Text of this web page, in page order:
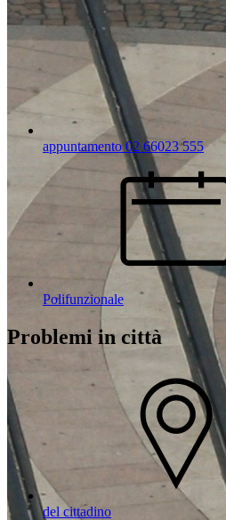
appuntamento 02 66023 555
Polifunzionale
Problemi in città
del cittadino